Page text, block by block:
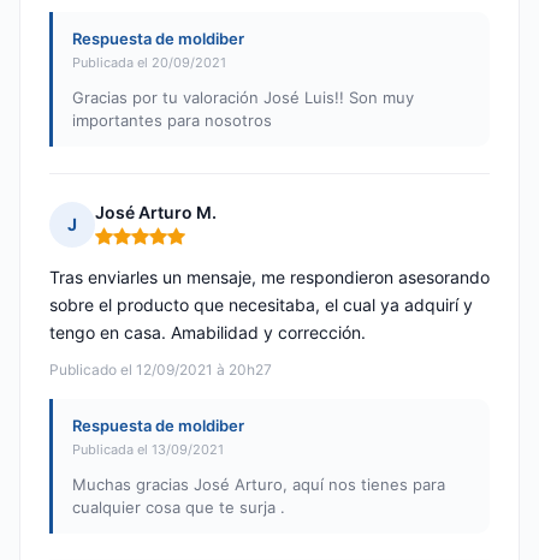
Respuesta de moldiber
Publicada el 20/09/2021
Gracias por tu valoración José Luis!! Son muy
importantes para nosotros
J
José Arturo M.
Nota: 5 de 5
Publicado el 12/09/2021 à 20h27
Tras enviarles un mensaje, me respondieron asesorando
sobre el producto que necesitaba, el cual ya adquirí y
tengo en casa. Amabilidad y corrección.
Respuesta de moldiber
Publicada el 13/09/2021
Muchas gracias José Arturo, aquí nos tienes para
cualquier cosa que te surja .